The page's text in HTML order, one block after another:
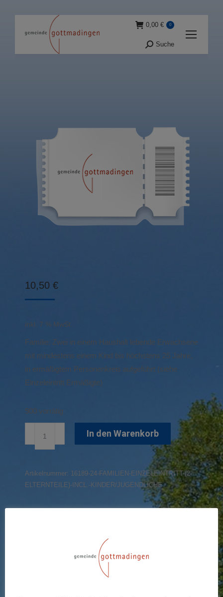
0,00 € 0
Suche:
Suche
10,50 €
inkl. 7 % MwSt.
Familie: Zwei in einem Haushalt lebende Erwachsene
mit mindestens einem Kind bis höchstens 25 Jahre,
in ermäßigtem Personenkreis aufgeführt (siehe
Einzeleintritt Ermäßigte)
900 vorrätig
Elternteile)
incl.
Menge
In den Warenkorb
Artikelnummer: 16189-24-FAMILIEN-EINZELEINTRITT-(2-
ELTERNTEILE)-INCL.-KINDER/JUGENDLICHE
Share
on
LinkedIn
on
on